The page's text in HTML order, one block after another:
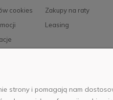
cookies
Zakupy na raty
Leasing
prawa zastrzeżone. Serwis
strony i pomagają nam